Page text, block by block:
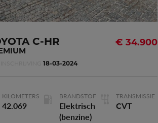
C-HR
INSCHRIJVING18-03-2024
€ 34.900
KILOMETERS
42.069
BRANDSTOF
Elektrisch
(benzine)
TRANSMISSIE
CVT